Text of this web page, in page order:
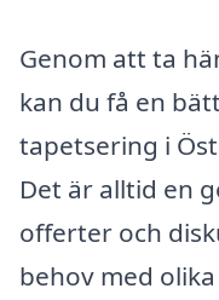
Genom att ta
kan du få en
tapetsering i
Det är alltid en
offerter och
behov med